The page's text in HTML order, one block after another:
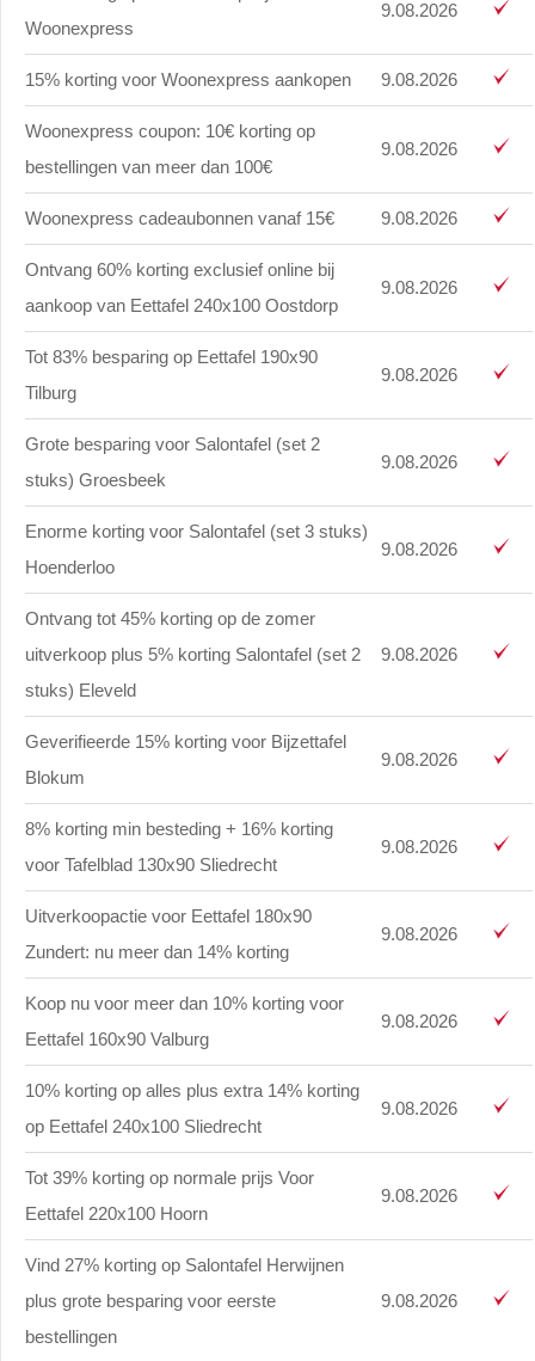
Woonexpress
9.08.2026
15% korting voor Woonexpress aankopen 9.08.2026
Woonexpress coupon: 10€ korting op
bestellingen van meer dan 100€
9.08.2026
Woonexpress cadeaubonnen vanaf 15€ 9.08.2026
Ontvang 60% korting exclusief online bij
aankoop van Eettafel 240x100 Oostdorp
9.08.2026
Tot 83% besparing op Eettafel 190x90
Tilburg
9.08.2026
Grote besparing voor Salontafel (set 2
stuks) Groesbeek
9.08.2026
Enorme korting voor Salontafel (set 3 stuks)
Hoenderloo
9.08.2026
Ontvang tot 45% korting op de zomer
uitverkoop plus 5% korting Salontafel (set 2
stuks) Eleveld
9.08.2026
Geverifieerde 15% korting voor Bijzettafel
Blokum
9.08.2026
8% korting min besteding + 16% korting
voor Tafelblad 130x90 Sliedrecht
9.08.2026
Uitverkoopactie voor Eettafel 180x90
Zundert: nu meer dan 14% korting
9.08.2026
Koop nu voor meer dan 10% korting voor
Eettafel 160x90 Valburg
9.08.2026
10% korting op alles plus extra 14% korting
op Eettafel 240x100 Sliedrecht
9.08.2026
Tot 39% korting op normale prijs Voor
Eettafel 220x100 Hoorn
9.08.2026
Vind 27% korting op Salontafel Herwijnen
plus grote besparing voor eerste
bestellingen
9.08.2026